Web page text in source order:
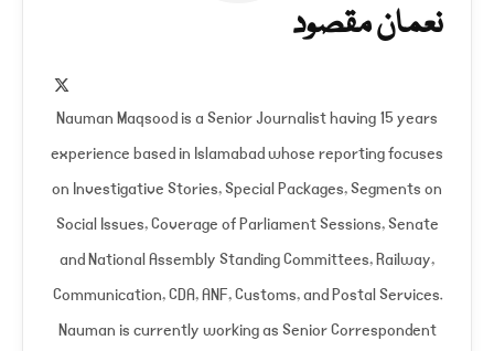
نعمان مقصود
Nauman Maqsood is a Senior Journalist having 15 years
experience based in Islamabad whose reporting focuses
on Investigative Stories, Special Packages, Segments on
Social Issues, Coverage of Parliament Sessions, Senate
and National Assembly Standing Committees, Railway,
Communication, CDA, ANF, Customs, and Postal Services.
Nauman is currently working as Senior Correspondent